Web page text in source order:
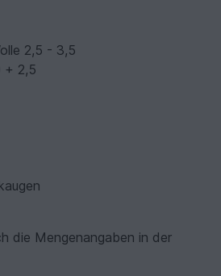
2,5 - 3,5
+ 2,5
die Mengenangaben in der